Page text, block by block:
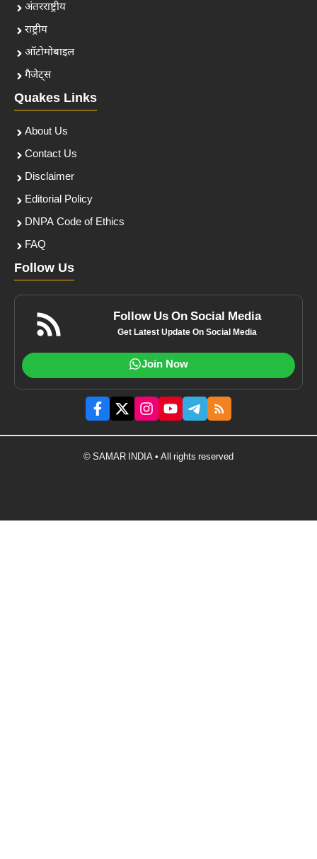
अंतरराष्ट्रीय
राष्ट्रीय
ऑटोमोबाइल
गैजेट्स
Quakes Links
About Us
Contact Us
Disclaimer
Editorial Policy
DNPA Code of Ethics
FAQ
Follow Us
Follow Us On Social Media
Get Latest Update On Social Media
Join Now
© SAMAR INDIA • All rights reserved